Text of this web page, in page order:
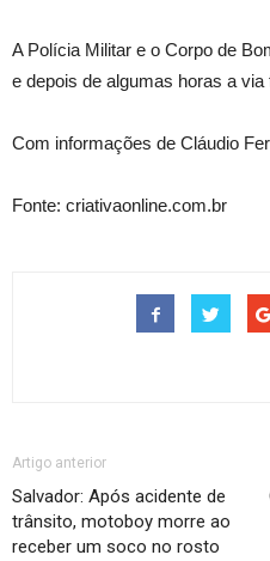
A Polícia Militar e o Corpo de
e depois de algumas horas a
Com informações de Cláudio
Fonte: criativaonline.com.br
Artigo anterior
Salvador: Após acidente de
trânsito, motoboy morre ao
receber um soco no rosto